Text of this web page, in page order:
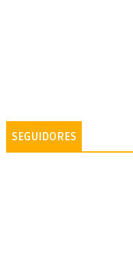
SEGUIDORES